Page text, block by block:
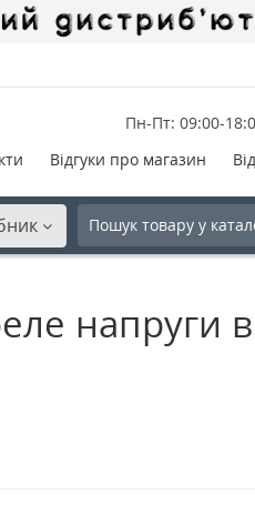
Пн-Пт: 09:00-
Відгуки про магазин
напруги